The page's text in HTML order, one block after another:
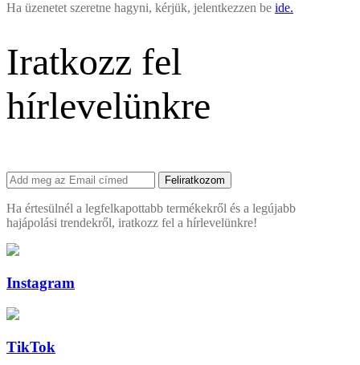
Ha üzenetet szeretne hagyni, kérjük, jelentkezzen be ide.
Iratkozz fel
hírlevelünkre
Feliratkozom
Ha értesülnél a legfelkapottabb termékekről és a legújabb
hajápolási trendekről, iratkozz fel a hírlevelünkre!
Instagram
TikTok